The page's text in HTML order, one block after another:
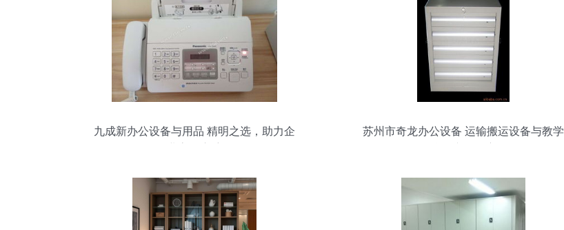
九成新办公设备与用品 精明之选，助力企
苏州市奇龙办公设备 运输搬运设备与教学